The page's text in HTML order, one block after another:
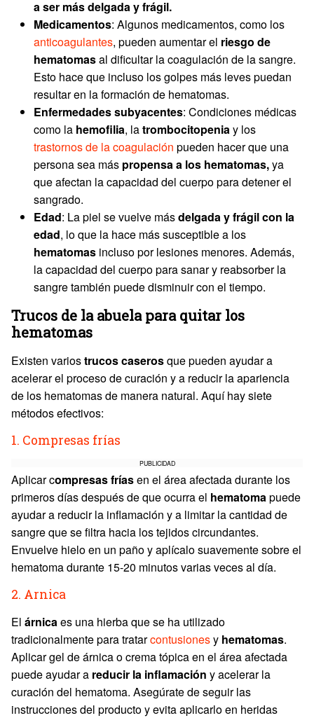
a ser más delgada y frágil.
Medicamentos: Algunos medicamentos, como los
anticoagulantes, pueden aumentar el riesgo de
hematomasal dificultar la coagulación de la sangre.
Esto hace que incluso los golpes más leves puedan
resultar en la formación de hematomas.
Enfermedades subyacentes: Condiciones médicas
como la hemofilia, latrombocitopeniay los
trastornos de la coagulación pueden hacer que una
persona sea más propensa a los hematomas,ya
que afectan la capacidad del cuerpo para detener el
sangrado.
Edad: La piel se vuelve másdelgada y frágil con la
edad, lo que la hace más susceptible a los
hematomas incluso por lesiones menores. Además,
la capacidad del cuerpo para sanar y reabsorber la
sangre también puede disminuir con el tiempo.
Trucos de la abuela para quitar los
hematomas
Existen variostrucos caserosque pueden ayudar a
acelerar el proceso de curación y a reducir la apariencia
de los hematomas de manera natural. Aquí hay siete
métodos efectivos:
1. Compresas frías
PUBLICIDAD
Aplicar compresas fríasen el área afectada durante los
primeros días después de que ocurra el hematomapuede
ayudar a reducir la inflamación y a limitar la cantidad de
sangre que se filtra hacia los tejidos circundantes.
Envuelve hielo en un paño y aplícalo suavemente sobre el
hematoma durante 15-20 minutos varias veces al día.
2. Arnica
El árnicaes una hierba que se ha utilizado
tradicionalmente para tratarcontusionesy hematomas.
Aplicar gel de árnica o crema tópica en el área afectada
puede ayudar a reducir la inflamación y acelerar la
curación del hematoma. Asegúrate de seguir las
instrucciones del producto y evita aplicarlo en heridas